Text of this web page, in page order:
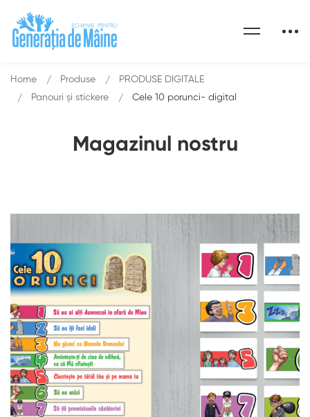
Magazinul nostru
Home Produse
PRODUSE DIGITALE
Panouri şi stickere
Cele 10 porunci- digital